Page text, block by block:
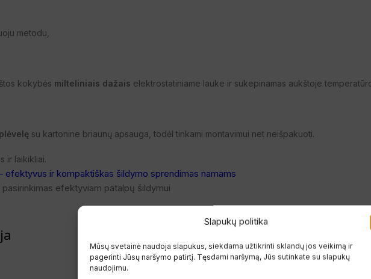
Slapukų politika
Mūsų svetainė naudoja slapukus, siekdama užtikrinti sklandų jos veikimą ir
pagerinti Jūsų naršymo patirtį. Tęsdami naršymą, Jūs sutinkate su slapukų
naudojimu.
metodu,
kokybės milteliniais dažais elektrostatiniame lauke ir sukepinamas aukštoje
su kartonine briaunų apsauga, todėl tinkami montavimui net neišpakuoti.
ir laikikliai.
efektyviam patalpų šildymui